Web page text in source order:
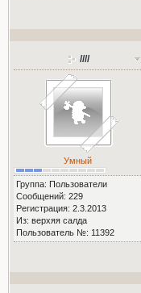
////
Умный
Группа: Пользователи
Сообщений: 229
Регистрация: 2.3.2013
Из: верхяя салда
Пользователь №: 11392